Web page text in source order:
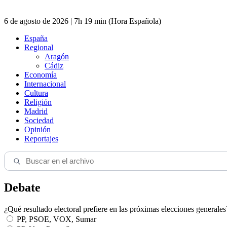
6 de agosto de 2026 | 7h 19 min (Hora Española)
España
Regional
Aragón
Cádiz
Economía
Internacional
Cultura
Religión
Madrid
Sociedad
Opinión
Reportajes
Debate
¿Qué resultado electoral prefiere en las próximas elecciones
PP, PSOE, VOX, Sumar